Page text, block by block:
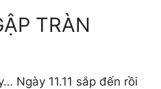
TRÀN
Ngày 11.11 sắp đến rồi